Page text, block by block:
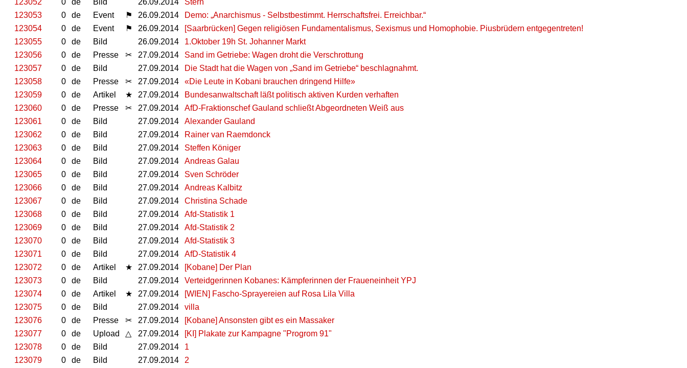
123053
0 de Event ⚑ 26.09.2014
Demo: „Anarchismus - Selbstbestimmt. Herrschaftsfrei. Erreichbar.“
123054
0 de Event ⚑ 26.09.2014
[Saarbrücken] Gegen religiösen Fundamentalismus, Sexismus und Homophobie. Piusbrüdern entgegentreten!
123055
0 de Bild 26.09.2014
1.Oktober 19h St. Johanner Markt
123056
0 de Presse ✂ 27.09.2014
Sand im Getriebe: Wagen droht die Verschrottung
123057
0 de Bild 27.09.2014
Die Stadt hat die Wagen von „Sand im Getriebe“ beschlagnahmt.
123058
0 de Presse ✂ 27.09.2014
«Die Leute in Kobani brauchen dringend Hilfe»
123059
0 de Artikel ★ 27.09.2014
Bundesanwaltschaft läßt politisch aktiven Kurden verhaften
123060
0 de Presse ✂ 27.09.2014
AfD-Fraktionschef Gauland schließt Abgeordneten Weiß aus
123061
0 de Bild 27.09.2014
Alexander Gauland
123062
0 de Bild 27.09.2014
Rainer van Raemdonck
123063
0 de Bild 27.09.2014
Steffen Königer
123064
0 de Bild 27.09.2014
Andreas Galau
123065
0 de Bild 27.09.2014
Sven Schröder
123066
0 de Bild 27.09.2014
Andreas Kalbitz
123067
0 de Bild 27.09.2014
Christina Schade
123068
0 de Bild 27.09.2014
Afd-Statistik 1
123069
0 de Bild 27.09.2014
Afd-Statistik 2
123070
0 de Bild 27.09.2014
Afd-Statistik 3
123071
0 de Bild 27.09.2014
AfD-Statistik 4
123072
0 de Artikel ★ 27.09.2014
[Kobane] Der Plan
123073
0 de Bild 27.09.2014
Verteidgerinnen Kobanes: Kämpferinnen der Fraueneinheit YPJ
123074
0 de Artikel ★ 27.09.2014
[WIEN] Fascho-Sprayereien auf Rosa Lila Villa
123075
0 de Bild 27.09.2014
villa
123076
0 de Presse ✂ 27.09.2014
[Kobane] Ansonsten gibt es ein Massaker
123077
0 de Upload △ 27.09.2014
[KI] Plakate zur Kampagne "Progrom 91"
123078
0 de Bild 27.09.2014
1
123079
0 de Bild 27.09.2014
2